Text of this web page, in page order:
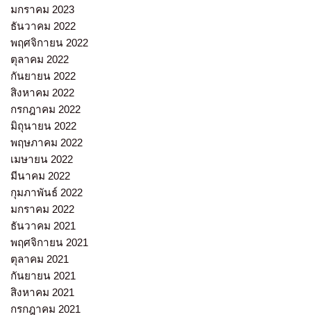
มกราคม 2023
ธันวาคม 2022
พฤศจิกายน 2022
ตุลาคม 2022
กันยายน 2022
สิงหาคม 2022
กรกฎาคม 2022
มิถุนายน 2022
พฤษภาคม 2022
เมษายน 2022
มีนาคม 2022
กุมภาพันธ์ 2022
มกราคม 2022
ธันวาคม 2021
พฤศจิกายน 2021
ตุลาคม 2021
กันยายน 2021
สิงหาคม 2021
กรกฎาคม 2021